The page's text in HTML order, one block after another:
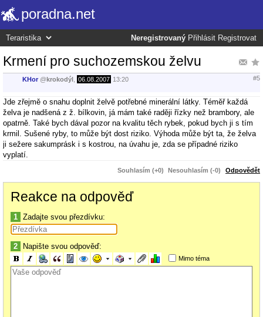
poradna.net
Neregistrovaný Přihlásit Registrovat
Krmení pro suchozemskou želvu
KHor @krokodýl 06.08.2007 13:20 #5
Jde zřejmě o snahu doplnit želvě potřebné minerální látky. Téměř každá
želva je nadšená z ž. bílkovin, já mám také raději řízky než brambory, ale
opatrně. Také bych dával pozor na kvalitu těch rybek, pokud bych ji s tím
krmil. Sušené ryby, to může být dost riziko. Výhoda může být ta, že želva
ji sežere sakumprásk i s kostrou, na úvahu je, zda se případné riziko
vyplatí.
Souhlasím (+0) Nesouhlasím (-0) Odpovědět
Reakce na odpověď
1 Zadajte svou přezdívku:
2 Napište svou odpověď:
Mimo téma